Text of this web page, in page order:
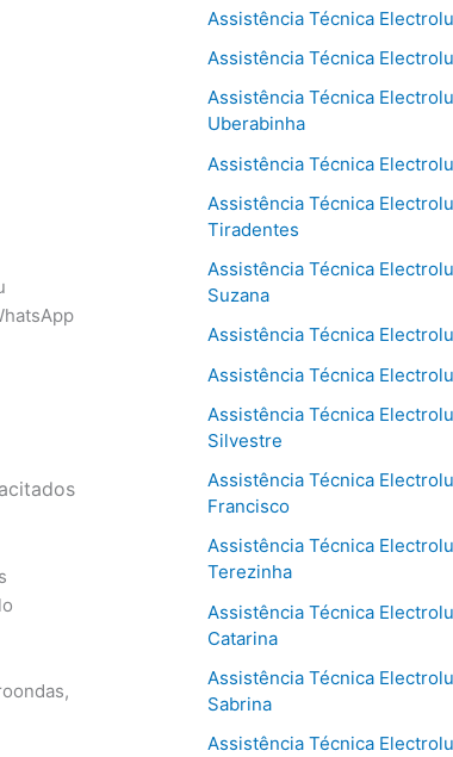
Assistência Técnica
Assistência Técnica
Assistência Técnica
Uberabinha
Assistência Técnica
Assistência Técnica
Tiradentes
Assistência Técnica
Suzana
Assistência Técnica
Assistência Técnica
Assistência Técnica
Silvestre
Assistência Técnica
Francisco
Assistência Técnica
Terezinha
Assistência Técnica
Catarina
Assistência Técnica
Sabrina
Assistência Técnica